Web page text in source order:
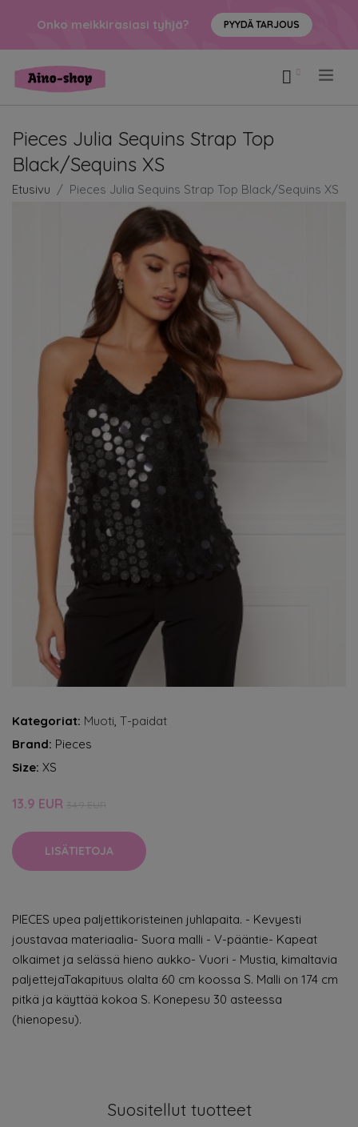
Onko meikkirasiasi tyhjä? PYYDÄ TARJOUS
Pieces Julia Sequins Strap Top
Black/Sequins XS
Etusivu Pieces Julia Sequins Strap Top Black/Sequins XS
Kategoriat: Muoti, T-paidat
Brand: Pieces
Size: XS
13.9 EUR
LISÄTIETOJA
PIECES upea paljettikoristeinen juhlapaita. - Kevyesti
joustavaa materiaalia- Suora malli - V-pääntie- Kapeat
olkaimet ja selässä hieno aukko- Vuori - Mustia, kimaltavia
paljettejaTakapituus olalta 60 cm koossa S. Malli on 174 cm
pitkä ja käyttää kokoa S. Konepesu 30 asteessa
(hienopesu).
Suositellut tuotteet